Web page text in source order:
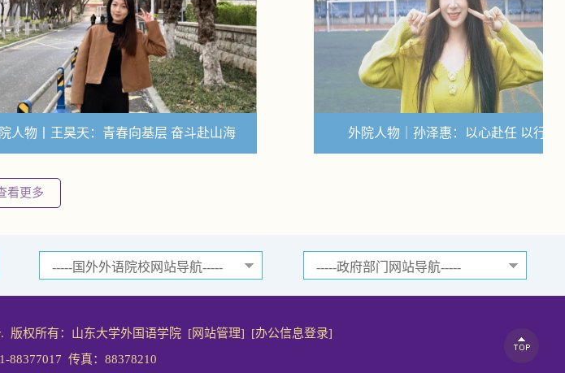
青春向基层 奋斗赴山海 外院人物｜孙泽惠：以心赴任 以行致远
看更多
版权所有：山东大学外国语学院 [网站管理]
[办公信息登录]
88377017 传真：88378210